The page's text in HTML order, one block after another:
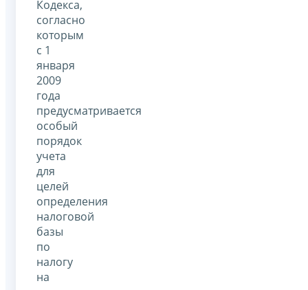
Кодекса,
согласно
которым
с 1
января
2009
года
предусматривается
особый
порядок
учета
для
целей
определения
налоговой
базы
по
налогу
на